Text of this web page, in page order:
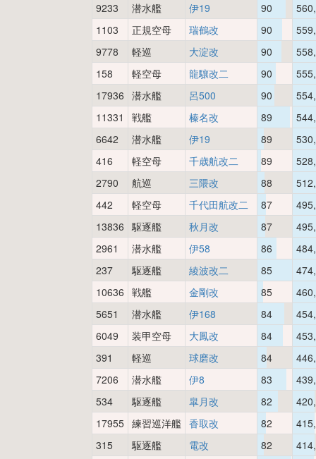
9233 潜水艦 伊19 90
1103
正規空母 瑞鶴改 90
9778
軽巡 大淀改 90
158
軽空母 龍驤改二 90
17936 潜水艦 呂500 90
11331
戦艦 榛名改 89
6642
潜水艦 伊19 89
416
軽空母 千歳航改二 89
2790
航巡 三隈改 88
442
軽空母 千代田航改二 87
13836 駆逐艦 秋月改 87
2961
潜水艦 伊58 86
237
駆逐艦 綾波改二 85
10636 戦艦 金剛改 85
5651
潜水艦 伊168 84
6049
装甲空母 大鳳改 84
391
軽巡 球磨改 84
7206
潜水艦 伊8 83
534
駆逐艦 皐月改 82
17955 練習巡洋艦 香取改 82
315
駆逐艦 電改 82